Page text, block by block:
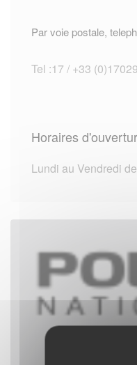
Par voie postale,
Tel :17 / +33
Horaires
Lundi au Vendredi